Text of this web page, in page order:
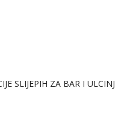
SLIJEPIH ZA BAR I ULCINJ